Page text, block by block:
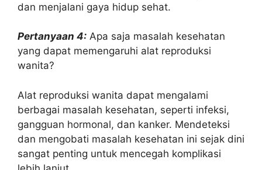
dan menjalani gaya hidup sehat.
Pertanyaan 4: Apa saja masalah kesehatan
yang dapat memengaruhi alat reproduksi
wanita?
Alat reproduksi wanita dapat mengalami
berbagai masalah kesehatan, seperti infeksi,
gangguan hormonal, dan kanker. Mendeteksi
dan mengobati masalah kesehatan ini sejak dini
sangat penting untuk mencegah komplikasi